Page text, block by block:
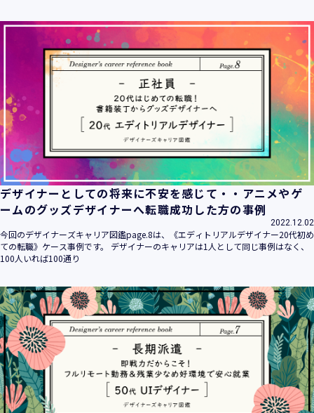
デザイナーとしての将来に不安を感じて・・アニメやゲ
ームのグッズデザイナーへ転職成功した方の事例
2022.12.02
今回のデザイナーズキャリア図鑑page.8は、《エディトリアルデザイナー20代初め
ての転職》ケース事例です。 デザイナーのキャリアは1人として同じ事例はなく、
100人いれば100通り